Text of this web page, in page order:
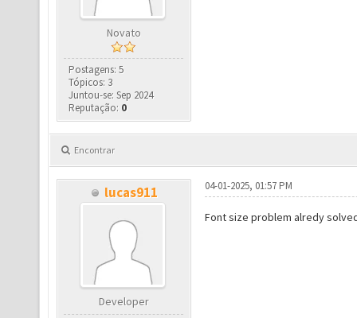
Novato
Postagens: 5
Tópicos: 3
Juntou-se: Sep 2024
Reputação: 0
Encontrar
lucas911
Developer
04-01-2025, 01:57 PM
Font size problem alredy